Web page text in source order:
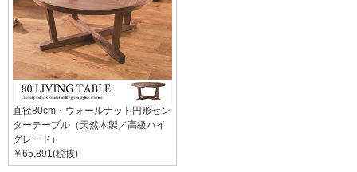
直径80cm・ウォールナット円形セン
ターテーブル（天然木製／高級ハイ
グレード）
￥65,891(税抜)